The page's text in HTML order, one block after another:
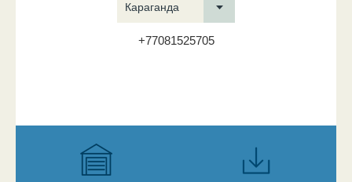
Караганда
+77081525705